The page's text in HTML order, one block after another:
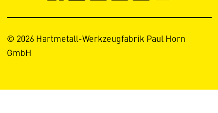
© 2026 Hartmetall-Werkzeugfabrik Paul Horn
GmbH